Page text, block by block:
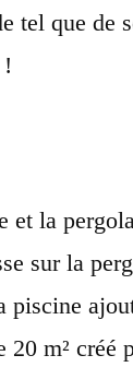
tel que de
et la
sur la
piscine
20 m² créé